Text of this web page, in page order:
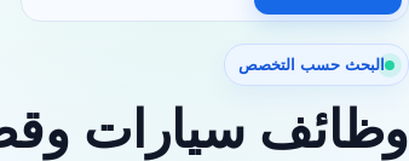
البحث حسب التخصص
وظائف سيارات